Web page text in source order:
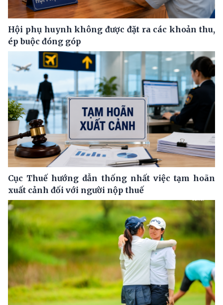
Hội phụ huynh không được đặt ra các khoản thu,
ép buộc đóng góp
Cục Thuế hướng dẫn thống nhất việc tạm hoãn
xuất cảnh đối với người nộp thuế